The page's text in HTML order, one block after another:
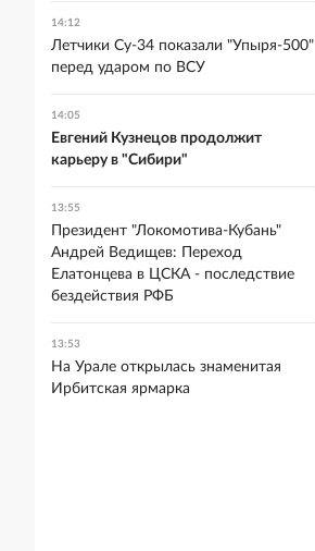
14:12
Летчики Су-34 показали "Упыря-500"
перед ударом по ВСУ
14:05
Евгений Кузнецов продолжит
карьеру в "Сибири"
13:55
Президент "Локомотива-Кубань"
Андрей Ведищев: Переход
Елатонцева в ЦСКА - последствие
бездействия РФБ
13:53
На Урале открылась знаменитая
Ирбитская ярмарка